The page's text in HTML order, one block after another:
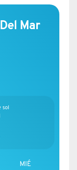
Mar
sol
MIÉ